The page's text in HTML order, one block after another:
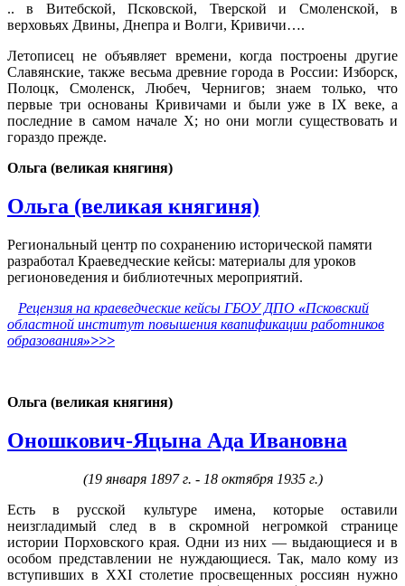
.. в Витебской, Псковской, Тверской и Смоленской, в
верховьях Двины, Днепра и Волги, Кривичи….
Летописец не объявляет времени, когда построены другие
Славянские, также весьма древние города в России: Изборск,
Полоцк, Смоленск, Любеч, Чернигов; знаем только, что
первые три основаны Кривичами и были уже в IX веке, а
последние в самом начале X; но они могли существовать и
гораздо прежде.
Ольга (великая княгиня)
Ольга (великая княгиня)
Региональный центр по сохранению исторической памяти
разработал Краеведческие кейсы: материалы для уроков
регионоведения и библиотечных мероприятий.
Рецензия на краеведческие кейсы ГБОУ ДПО «Псковский
областной институт повышения квапификации работников
образования»>>>
Ольга (великая княгиня)
Оношкович-Яцына Ада Ивановна
(19 января 1897 г. - 18 октября 1935 г.)
Есть в русской культуре имена, которые оставили
неизгладимый след в в скромной негромкой странице
истории Порховского края. Одни из них — выдающиеся и в
особом представлении не нуждающиеся. Так, мало кому из
вступивших в XXI столетие просвещенных россиян нужно